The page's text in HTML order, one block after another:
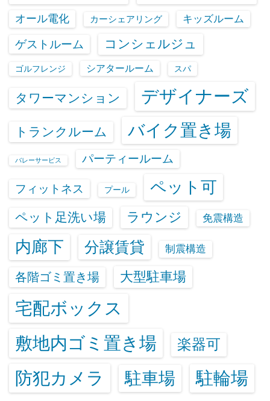
オール電化 カーシェアリング キッズルーム
ゲストルーム コンシェルジュ
ゴルフレンジ シアタールーム スパ
タワーマンション デザイナーズ
トランクルーム バイク置き場
バレーサービス パーティールーム
フィットネス プール ペット可
ペット足洗い場 ラウンジ 免震構造
内廊下 分譲賃貸 制震構造
各階ゴミ置き場 大型駐車場
宅配ボックス
敷地内ゴミ置き場
楽器可
防犯カメラ 駐車場 駐輪場